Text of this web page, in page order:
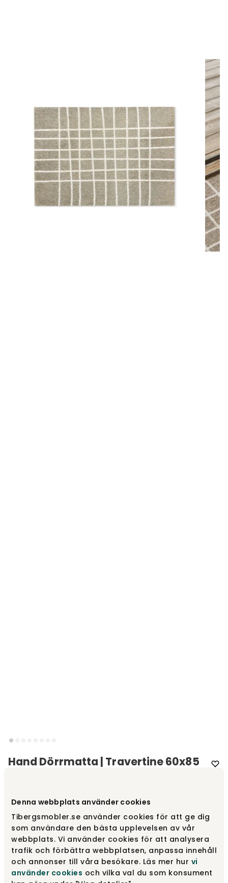
Denna webbplats använder cookies
Tibergsmobler.se använder cookies för att ge dig
som användare den bästa upplevelsen av vår
webbplats. Vi använder cookies för att analysera
trafik och förbättra webbplatsen, anpassa innehåll
och annonser till våra besökare. Läs mer hur vi
använder cookies och vilka val du som konsument
Hand Dörrmatta | Travertine 60x85
Välj storlek
60x85 cm
1 800 kr